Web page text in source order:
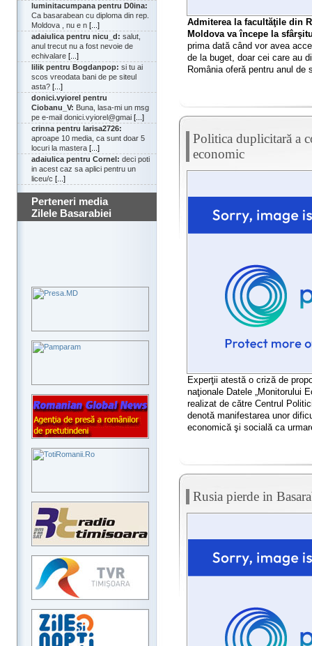
luminitacumpana pentru D0ina:
Ca basarabean cu diploma din rep.
Moldova , nu e n [...]
adaiulica pentru nicu_d: salut,
anul trecut nu a fost nevoie de
echivalare [...]
lilik pentru Bogdanpop: si tu ai
scos vreodata bani de pe siteul
asta? [...]
donici.vyiorel pentru
Ciobanu_V: Buna, lasa-mi un msg
pe e-mail donici.vyiorel@gmai [...]
crinna pentru larisa2726:
aproape 10 media, ca sunt doar 5
locuri la mastera [...]
adaiulica pentru Cornel: deci poti
in acest caz sa aplici pentru un
liceu/c [...]
Perteneri media
Zilele Basarabiei
Admiterea la facultăţile din
Moldova va începe la
prima dată când vor avea
de la buget, doar cei care au
România oferă pentru anul de
Politica duplicitară a
economic
Experţii atestă o criză de
naţionale Datele „Monitorului
realizat de către Centrul
denotă manifestarea unor
economică şi socială ca
Rusia pierde in